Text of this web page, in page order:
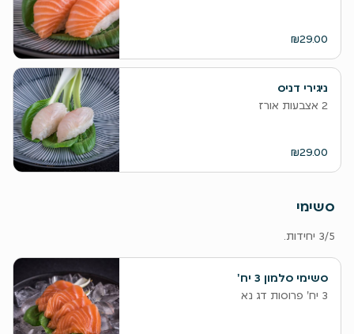
₪29.00
ניגירי דניס
2 אצבעות אורז
₪29.00
סשימי
3/5 יחידות.
סשימי סלמון 3 יח'
3 יח' פרוסות דג נא